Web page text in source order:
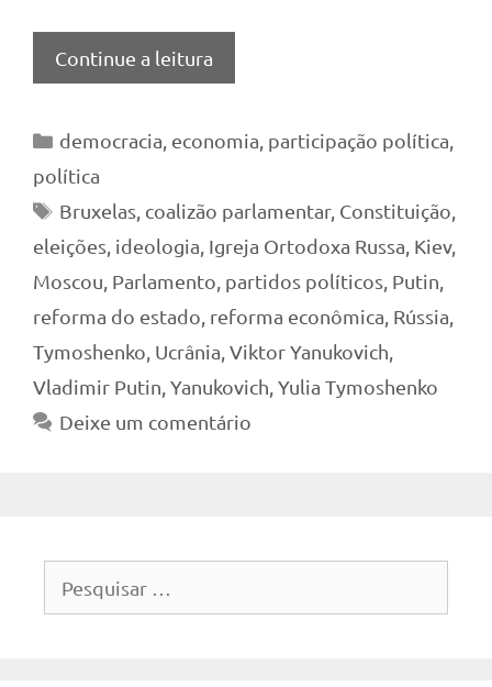
Continue a leitura
Categorias
democracia economia participação política
política
Tags
Bruxelas, coalizão parlamentar, Constituição
eleições ideologia Igreja Ortodoxa Russa Kiev,
Moscou Parlamento partidos políticos Putin
reforma do estado reforma econômica Rússia
Tymoshenko Ucrânia Viktor Yanukovich
Vladimir Putin Yanukovich Yulia Tymoshenko
Deixe um comentário
por: